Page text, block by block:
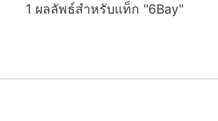
1 ผลลัพธ์สำหรับแท็ก "6Bay"